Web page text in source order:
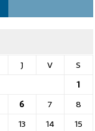
J V
S
1
6 7
8
13 14
15